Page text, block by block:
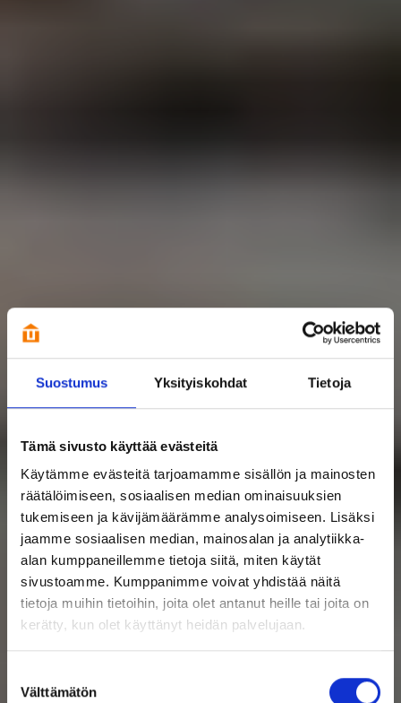
Suostumus Yksityiskohdat Tietoja
Tämä sivusto käyttää evästeitä
Käytämme evästeitä tarjoamamme sisällön ja mainosten
räätälöimiseen, sosiaalisen median ominaisuuksien
tukemiseen ja kävijämäärämme analysoimiseen. Lisäksi
jaamme sosiaalisen median, mainosalan ja analytiikka-
alan kumppaneillemme tietoja siitä, miten käytät
sivustoamme. Kumppanimme voivat yhdistää näitä
tietoja muihin tietoihin, joita olet antanut heille tai joita on
kerätty, kun olet käyttänyt heidän palvelujaan.
valinta
Välttämätön